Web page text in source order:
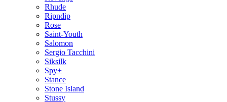
Rhude
Ripndip
Rose
Saint-Youth
Salomon
Sergio Tacchini
Siksilk
Spy+
Stance
Stone Island
Stussy